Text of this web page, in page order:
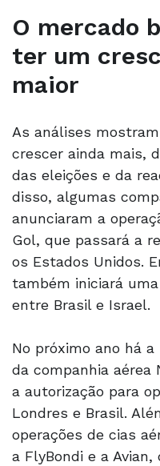
O mercado
ter um
maior
As análises
crescer ainda mais,
das eleições e da
disso, algumas
anunciaram a
Gol, que passará a
os Estados Unidos.
também iniciará
entre Brasil e Israel.
No próximo ano há
da companhia aérea
a autorização para
Londres e Brasil.
operações de cias
a FlyBondi e a